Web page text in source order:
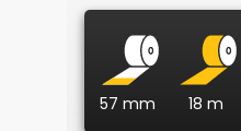
57 mm 18 m